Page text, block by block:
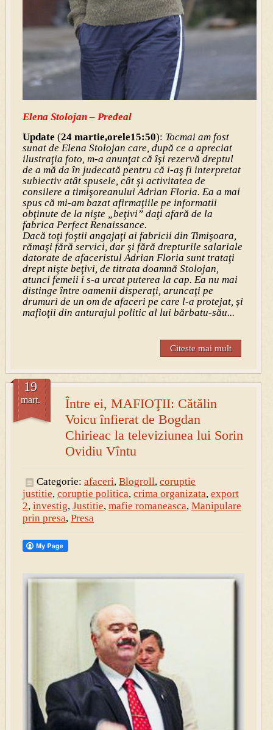
Elena Stolojan – Predeal
Update (24 martie,orele15:50): Tocmai am fost
sunat de Elena Stolojan care, după ce a apreciat
ilustraţia foto, m-a anunţat că îşi rezervă dreptul
de a mă da în judecată pentru că i-aş fi interpretat
subiectiv atât spusele, cât şi activitatea de
consilere a timişoreanului Adrian Floria. Ea a mai
spus că mi-am bazat afirmaţiile pe informatii
obţinute de la nişte „beţivi” daţi afară de la
fabrica Perfect Renaissance.
Dacă toţi foştii angajaţi ai fabricii din Timişoara,
rămaşi fără servici, dar şi fără drepturile salariale
datorate de afaceristul Adrian Floria sunt trataţi
drept nişte beţivi, de titrata doamnă Stolojan,
atunci femeii i s-a urcat puterea la cap. Ea nu mai
distinge între oamenii disperaţi, aruncaţi pe
drumuri de un om de afaceri pe care l-a protejat, şi
mafioţii din anturajul politic al lui bărbatu-său...
Citeste mai mult
Între ei, MAFIOŢII: Cătălin
Voicu înfierat de Bogdan
Chirieac la televiziunea lui Sorin
Ovidiu Vîntu
19
mart.
Categorie: afaceri, Blogroll, coruptie
justitie, coruptie politica, crima organizata, export
2, investig, Justitie, mafie romaneasca, Manipulare
prin presa, Presa